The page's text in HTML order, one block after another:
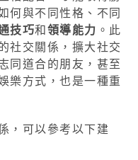
何與不同性格、不同
技巧和領導能力 。此
社交關係，擴大社交
同道合的朋友，甚至
樂方式，也是一種重
，可以參考以下建